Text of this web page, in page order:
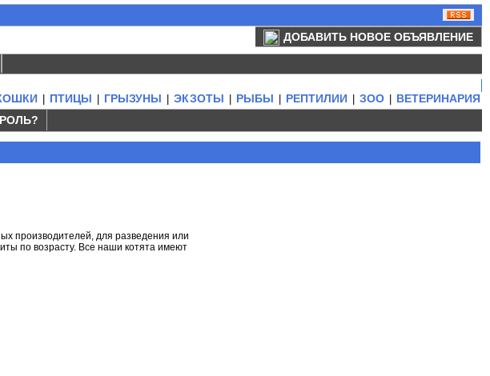
ДОБАВИТЬ НОВОЕ ОБЪЯВЛЕНИЕ
ПТИЦЫ ГРЫЗУНЫ ЭКЗОТЫ РЫБЫ РЕПТИЛИИ ЗОО
ВЕТЕРИНАРИЯ
производителей, для разведения или
по возрасту. Все наши котята имеют